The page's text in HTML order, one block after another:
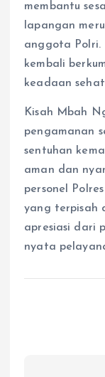
membantu
lapangan
anggota Polri.
kembali
keadaan
Kisah Mbah
pengamanan
sentuhan
aman dan
personel
yang terpisah
apresiasi dari
nyata